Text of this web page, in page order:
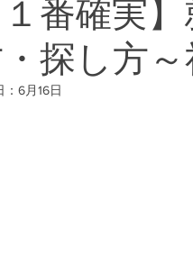
１番確実
探し方
6月16日